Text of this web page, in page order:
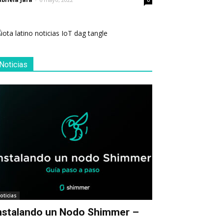
un Nodo Shimmer –